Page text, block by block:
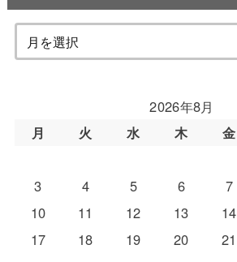
2026年8月
月
火 水 木 金
3
4 5 6 7
10
11 12 13 14
17
18 19 20 21